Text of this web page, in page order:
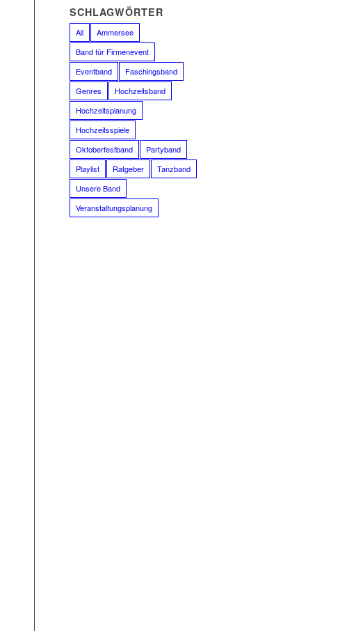
SCHLAGWÖRTER
All
Ammersee
Band für Firmenevent
Eventband
Faschingsband
Genres
Hochzeitsband
Hochzeitsplanung
Hochzeitsspiele
Oktoberfestband
Partyband
Playlist
Ratgeber
Tanzband
Unsere Band
Veranstaltungsplanung